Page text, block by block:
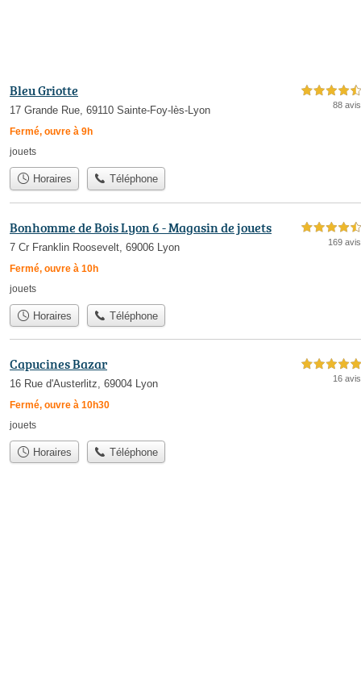
Bleu Griotte
17 Grande Rue, 69110 Sainte-Foy-lès-Lyon
Fermé, ouvre à 9h
4,5 étoiles sur 5
88 avis
jouets
Horaires Téléphone
Bonhomme de Bois Lyon 6 - Magasin de jouets
7 Cr Franklin Roosevelt, 69006 Lyon
Fermé, ouvre à 10h
4,5 étoiles sur 5
169 avis
jouets
Horaires Téléphone
Capucines Bazar
16 Rue d'Austerlitz, 69004 Lyon
Fermé, ouvre à 10h30
5,0 étoiles sur 5
16 avis
jouets
Horaires Téléphone